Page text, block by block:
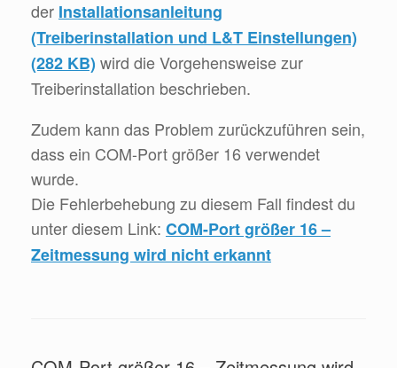
der Installationsanleitung
(Treiberinstallation und L&T Einstellungen)
(282 KB) wird die Vorgehensweise zur
Treiberinstallation beschrieben.
Zudem kann das Problem zurückzuführen sein,
dass ein COM-Port größer 16 verwendet
wurde.
Die Fehlerbehebung zu diesem Fall findest du
unter diesem Link: COM-Port größer 16 –
Zeitmessung wird nicht erkannt